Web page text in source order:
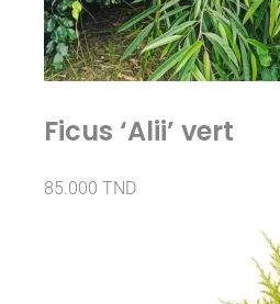
Ficus ‘Alii’ vert
85.000 TND